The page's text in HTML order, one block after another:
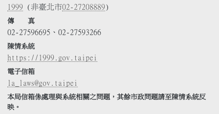
1999 (非臺北市02-27208889)
傳 真
02-27596695、02-27593266
陳情系統
https://1999.gov.taipei
電子信箱
la_laws@gov.taipei
本局信箱係處理與系統相關之問題，其餘市政問題請至陳情系統反
映。